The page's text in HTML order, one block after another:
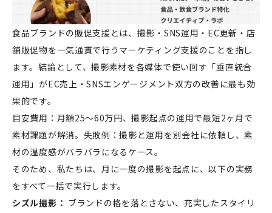
食品ブランドの販促支援とは、撮影・SNS運用・EC更新・店
舗販促物を一気通貫で行うマーケティング支援のことを指し
ます。結論として、撮影素材を各媒体で使い回す「垂直統合
運用」がEC売上・SNSエンゲージメント双方の改善に最も効
果的です。
目安費用：月額25〜60万円、撮影起点の運用で最短2ヶ月で
素材課題が解消。失敗例：撮影と運用を別会社に依頼し、素
材の温度感がバラバラになるケース。
そのため、私たちは、月に一度の撮影を起点に、以下の実務
をすべて一括で実行します。
シズル撮影： ブランドの格を落とさない、充実したスタイリ